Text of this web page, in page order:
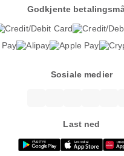
Godkjente
Sosiale medier
Last ned